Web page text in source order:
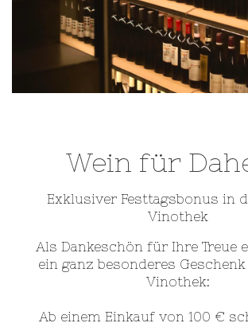
Wein für
Exklusiver Festtagsbonus in
Vinothek
Als Dankeschön für Ihre Treue
ein ganz besonderes
Vinothek:
Ab einem Einkauf von 100 €